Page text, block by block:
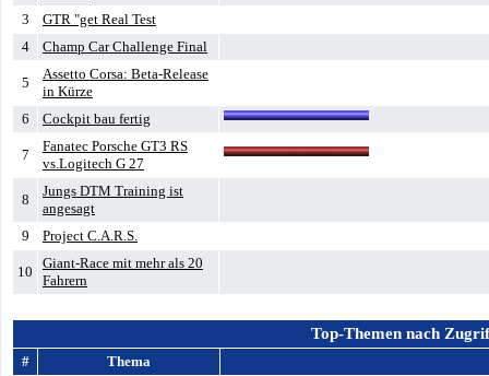
3
GTR "get Real Test
4
Champ Car Challenge Final
5
Assetto Corsa: Beta-Release
in Kürze
6
Cockpit bau fertig
7
Fanatec Porsche GT3 RS
vs.Logitech G 27
8
Jungs DTM Training ist
angesagt
9
Project C.A.R.S.
10
Giant-Race mit mehr als 20
Fahrern
Top-Themen nach
#
Thema